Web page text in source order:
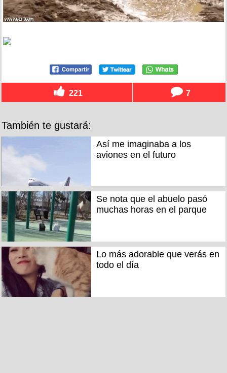
221 7
También te gustará:
Así me imaginaba a los
aviones en el futuro
Se nota que el abuelo pasó
muchas horas en el parque
Lo más adorable que verás en
todo el día